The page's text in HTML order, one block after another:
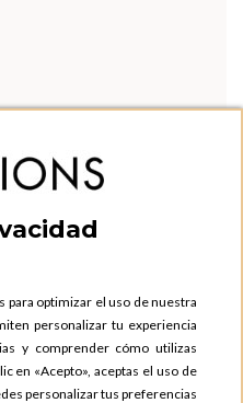
para optimizar el uso de nuestra
personalizar tu experiencia
y comprender cómo utilizas
en «Acepto», aceptas el uso de
personalizar tus preferencias